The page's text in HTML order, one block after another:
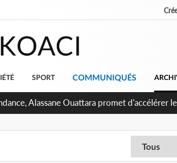
SPORT COMMUNIQUÉS
Alassane Ouattara promet d'accélérer